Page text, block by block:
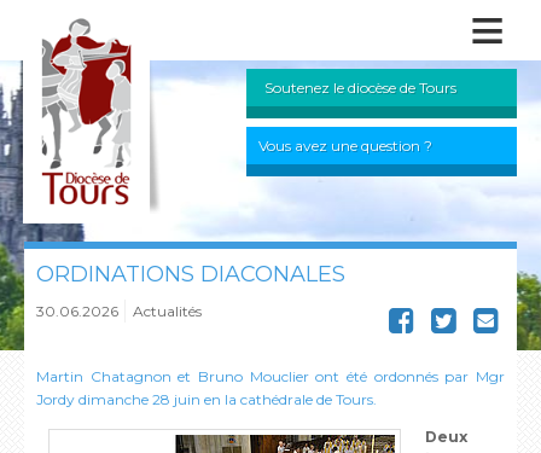
≡
Soutenez le diocèse de Tours
Vous avez une question ?
ORDINATIONS DIACONALES
30.06.2026 Actualités
Martin Chatagnon et Bruno Mouclier ont été ordonnés par Mgr
Jordy dimanche 28 juin en la cathédrale de Tours.
Deux